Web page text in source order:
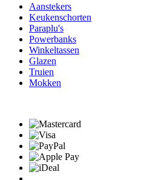
Aanstekers
Keukenschorten
Paraplu's
Powerbanks
Winkeltassen
Glazen
Truien
Mokken